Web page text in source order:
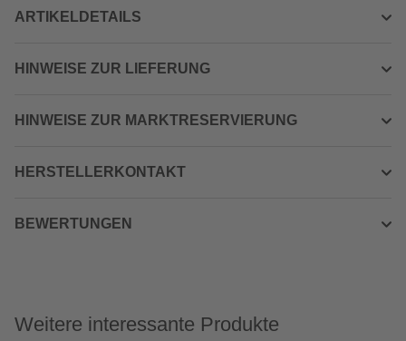
ARTIKELDETAILS
HINWEISE ZUR LIEFERUNG
HINWEISE ZUR MARKTRESERVIERUNG
HERSTELLERKONTAKT
BEWERTUNGEN
Weitere interessante Produkte